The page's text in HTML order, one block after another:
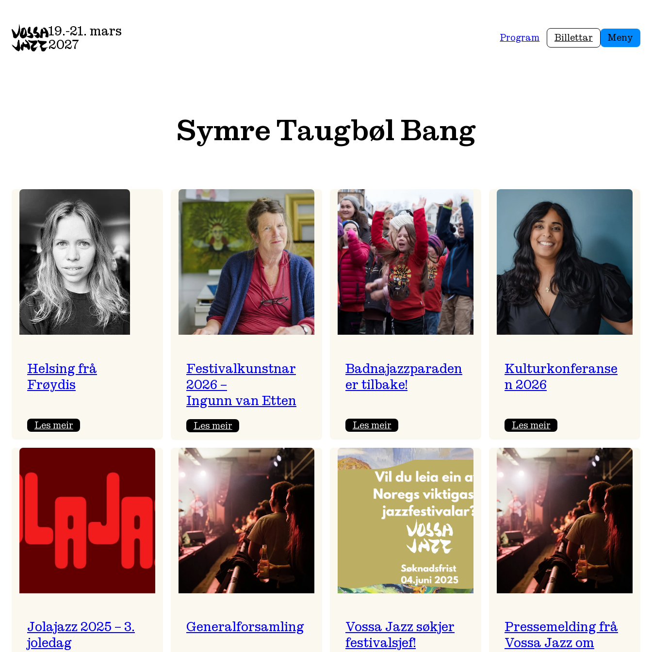
content
19.-21. mars
2027
Program Billettar Meny
Symre Taugbøl Bang
Helsing frå
Frøydis
Les meir:
frå
Festivalkunstnar
2026 –
Ingunn van Etten
Les meir:
2026
–
Ingunn van Etten
Badnajazzparaden
er tilbake!
Les meir:
er
tilbake!
Kulturkonferanse
n 2026
Les meir:
2026
Jolajazz 2025 – 3.
joledag
Generalforsamling
Vossa Jazz søkjer
festivalsjef!
Pressemelding frå
Vossa Jazz om